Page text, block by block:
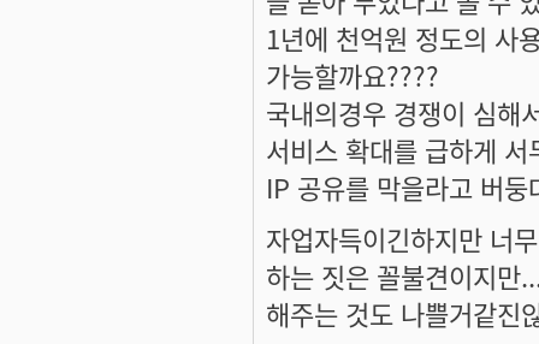
1년에 천억원 정도의 사
가능할까요????
국내의경우 경쟁이 심해
서비스 확대를 급하게
IP 공유를 막을라고 버
자업자득이긴하지만 너
하는 짓은 꼴불견이지만
해주는 것도 나쁠거같진